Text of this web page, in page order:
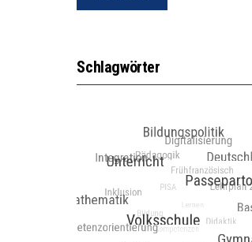
Schlagwörter